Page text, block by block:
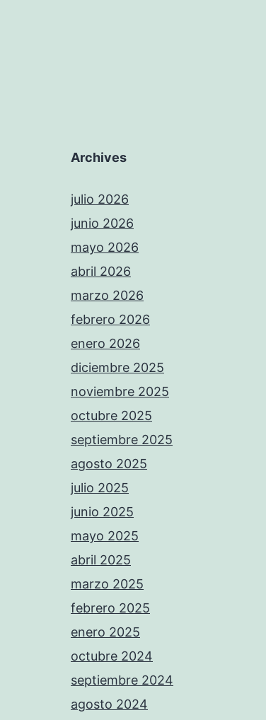
Archives
julio 2026
junio 2026
mayo 2026
abril 2026
marzo 2026
febrero 2026
enero 2026
diciembre 2025
noviembre 2025
octubre 2025
septiembre 2025
agosto 2025
julio 2025
junio 2025
mayo 2025
abril 2025
marzo 2025
febrero 2025
enero 2025
octubre 2024
septiembre 2024
agosto 2024